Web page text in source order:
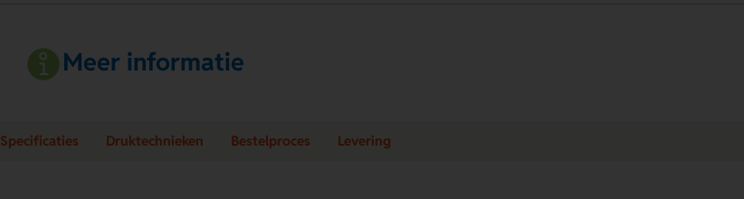
Meer informatie
Specificaties Druktechnieken Bestelproces Levering